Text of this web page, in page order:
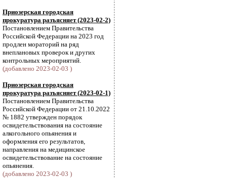
Приозерская городская
прокуратура разъясняет (2023-02-2)
Постановлением Правительства
Российской Федерации на 2023 год
продлен мораторий на ряд
внеплановых проверок и других
контрольных мероприятий.
(добавлено 2023-02-03 )
Приозерская городская
прокуратура разъясняет (2023-02-1)
Постановлением Правительства
Российской Федерации от 21.10.2022
№ 1882 утвержден порядок
освидетельствования на состояние
алкогольного опьянения и
оформления его результатов,
направления на медицинское
освидетельствование на состояние
опьянения.
(добавлено 2023-02-03 )